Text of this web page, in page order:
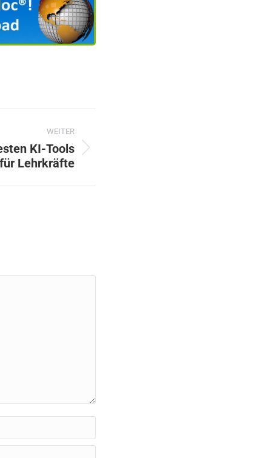
WEITER
KI-Tools
für Lehrkräfte